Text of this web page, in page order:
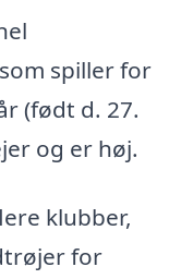
spiller for
(født d. 27.
og er høj.
klubber,
for